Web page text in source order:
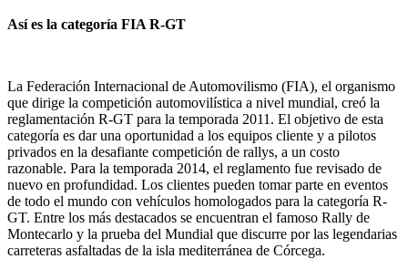
Así es la categoría FIA R-GT
La Federación Internacional de Automovilismo (FIA), el organismo
que dirige la competición automovilística a nivel mundial, creó la
reglamentación R-GT para la temporada 2011. El objetivo de esta
categoría es dar una oportunidad a los equipos cliente y a pilotos
privados en la desafiante competición de rallys, a un costo
razonable. Para la temporada 2014, el reglamento fue revisado de
nuevo en profundidad. Los clientes pueden tomar parte en eventos
de todo el mundo con vehículos homologados para la categoría R-
GT. Entre los más destacados se encuentran el famoso Rally de
Montecarlo y la prueba del Mundial que discurre por las legendarias
carreteras asfaltadas de la isla mediterránea de Córcega.